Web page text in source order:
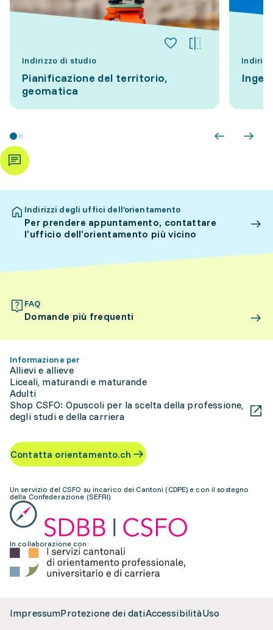
Indirizzo di studio
Pianificazione del territorio,
geomatica
Indirizzi degli uffici dell’orientamento
Per prendere appuntamento, contattare
l’ufficio dell’orientamento più vicino
FAQ
Domande più frequenti
Informazione per
Allievi e allieve
Liceali, maturandi e maturande
Adulti
Shop CSFO: Opuscoli per la scelta della professione,
degli studi e della carriera
Contatta orientamento.ch
Un servizio del CSFO su incarico dei Cantoni (CDPE) e con il sostegno
della Confederazione (SEFRI)
In collaborazione con:
ImpressumProtezione dei datiAccessibilitàUso